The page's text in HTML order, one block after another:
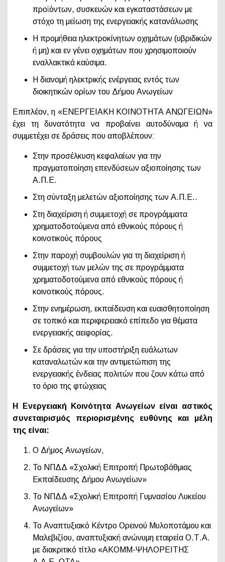
προϊόντων, συσκευών και εγκαταστάσεων με
στόχο τη μείωση της ενεργειακής κατανάλωσης
Η προμήθεια ηλεκτροκίνητων οχημάτων (υβριδικών
ή μη) και εν γένει οχημάτων που χρησιμοποιούν
εναλλακτικά καύσιμα.
Η διανομή ηλεκτρικής ενέργειας εντός των
διοικητικών ορίων του Δήμου Ανωγείων
Επιπλέον, η «ΕΝΕΡΓΕΙΑΚΗ ΚΟΙΝΟΤΗΤΑ ΑΝΩΓΕΙΩΝ»
έχει τη δυνατότητα να προβαίνει αυτοδύναμα ή να
συμμετέχει σε δράσεις που αποβλέπουν:
Στην προσέλκυση κεφαλαίων για την
πραγματοποίηση επενδύσεων αξιοποίησης των
Α.Π.Ε.
Στη σύνταξη μελετών αξιοποίησης των Α.Π.Ε..
Στη διαχείριση ή συμμετοχή σε προγράμματα
χρηματοδοτούμενα από εθνικούς πόρους ή
κοινοτικούς πόρους
Στην παροχή συμβουλών για τη διαχείριση ή
συμμετοχή των μελών της σε προγράμματα
χρηματοδοτούμενα από εθνικούς πόρους ή
κοινοτικούς πόρους.
Στην ενημέρωση, εκπαίδευση και ευαισθητοποίηση
σε τοπικό και περιφερειακό επίπεδο για θέματα
ενεργειακής αειφορίας.
Σε δράσεις για την υποστήριξη ευάλωτων
καταναλωτών και την αντιμετώπιση της
ενεργειακής ένδειας πολιτών που ζουν κάτω από
το όριο της φτώχειας
Η Ενεργειακή Κοινότητα Ανωγείων είναι αστικός
συνεταιρισμός περιορισμένης ευθύνης και μέλη
της είναι:
Ο Δήμος Ανωγείων,
Το ΝΠΔΔ «Σχολική Επιτροπή Πρωτοβάθμιας
Εκπαίδευσης Δήμου Ανωγείων»
Το ΝΠΔΔ «Σχολική Επιτροπή Γυμνασίου Λυκείου
Ανωγείων»
Το Αναπτυξιακό Κέντρο Ορεινού Μυλοποτάμου και
Μαλεβιζίου, αναπτυξιακή ανώνυμη εταιρεία Ο.Τ.Α.
με διακριτικό τίτλο «ΑΚΟΜΜ-ΨΗΛΟΡΕΙΤΗΣ